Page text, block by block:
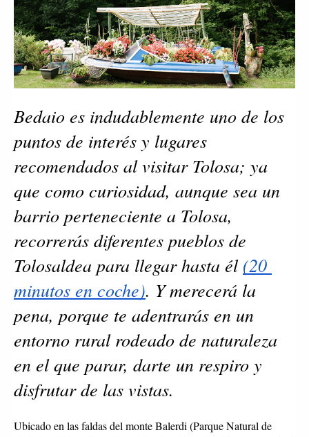
Bedaio es indudablemente uno de los
puntos de interés y lugares
recomendados al visitar Tolosa; ya
que como curiosidad, aunque sea un
barrio perteneciente a Tolosa,
recorrerás diferentes pueblos de
Tolosaldea para llegar hasta él (20
minutos en coche). Y merecerá la
pena, porque te adentrarás en un
entorno rural rodeado de naturaleza
en el que parar, darte un respiro y
disfrutar de las vistas.
Ubicado en las faldas del monte Balerdi (Parque Natural de